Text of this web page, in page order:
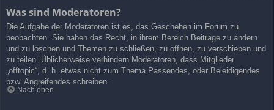
Was sind Moderatoren?
Die Aufgabe der Moderatoren ist es, das Geschehen im Forum zu
beobachten. Sie haben das Recht, in ihrem Bereich Beiträge zu ändern
und zu löschen und Themen zu schließen, zu öffnen, zu verschieben und
zu teilen. Üblicherweise verhindern Moderatoren, dass Mitglieder
„offtopic“, d. h. etwas nicht zum Thema Passendes, oder Beleidigendes
bzw. Angreifendes schreiben.
Nach oben